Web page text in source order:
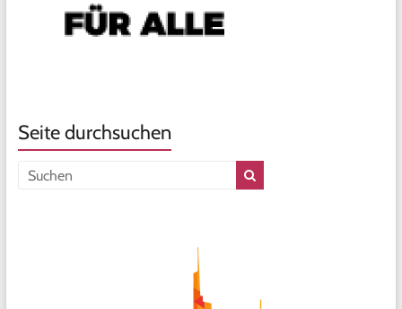
Seite durchsuchen